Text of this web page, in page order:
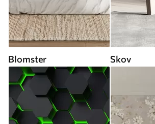
Blomster Skov